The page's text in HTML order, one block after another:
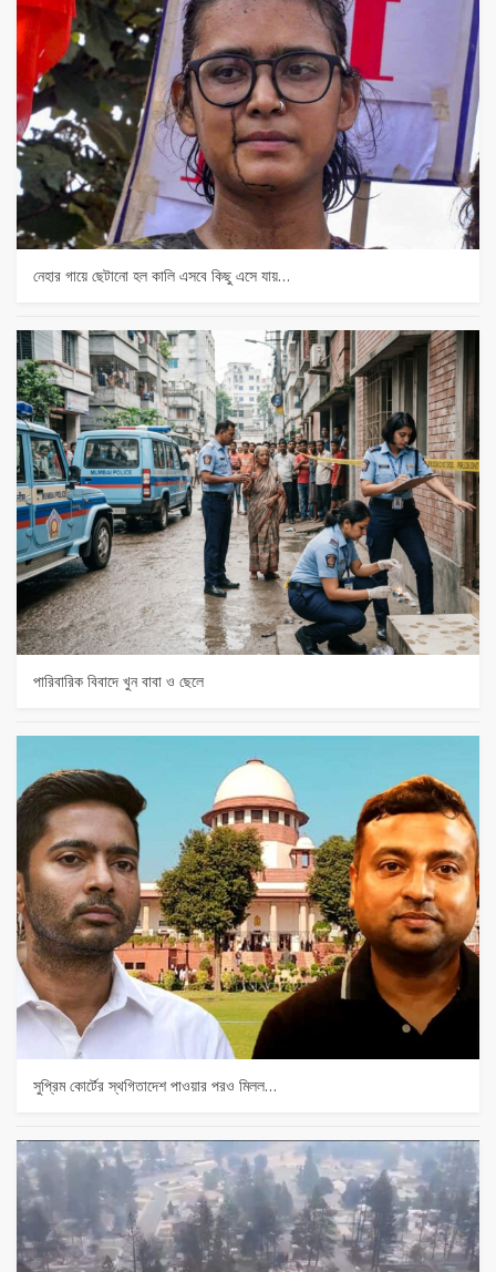
নেহার গায়ে ছেটানো হল কালি এসবে কিছু এসে যায়…
পারিবারিক বিবাদে খুন বাবা ও ছেলে
সুপ্রিম কোর্টের স্থগিতাদেশ পাওয়ার পর‌ও মিলল…